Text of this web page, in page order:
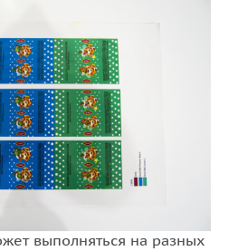
выполняться на разных